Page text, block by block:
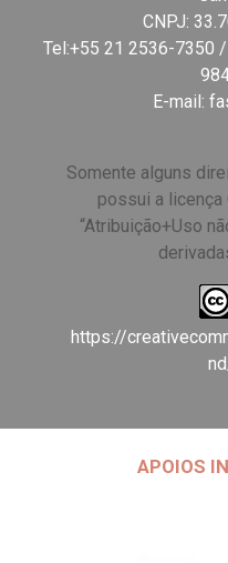
CNPJ:
Tel:+55 21 2536-7350
E-mail:
Somente alguns
possui a licença
“Atribuição+Uso
https://
APOIOS